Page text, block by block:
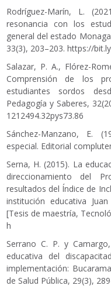
Rodríguez-Marín, L.
resonancia con los
general del estado
33(3), 203–203. https://
Salazar, P. A., Flórez-
Comprensión de los
estudiantes sordos
Pedagogía y Saberes,
1212494.32pys73.86
Sánchez-Manzano, E.
especial. Editorial
Serna, H. (2015). La
direccionamiento del
resultados del Índice de
institución educativa
[Tesis de maestría,
h
Serrano C. P. y
educativa del
implementación:
de Salud Pública, 29(3),